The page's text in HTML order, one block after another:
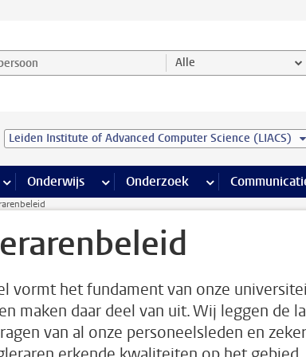
en selecteer categorie Alle
Leiden Institute of Advanced Computer Science (LIACS)
meer Faciliteiten pagina’s
Onderwijs meer Onderwijs pagina’s
Onderzoek meer Onderzoek
vormt het fundament van onze
maken daar deel van uit. Wij leggen de
van al onze personeelsleden en zeker